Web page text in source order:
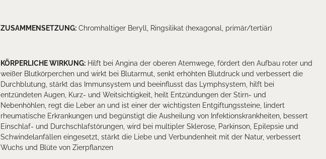
ZUSAMMENSETZUNG: Chromhaltiger Beryll, Ringsilikat (hexagonal, primär/tertiär)
KÖRPERLICHE WIRKUNG: Hilft bei Angina der oberen Atemwege, fördert den Aufbau roter und
weißer Blutkörperchen und wirkt bei Blutarmut, senkt erhöhten Blutdruck und verbessert die
Durchblutung, stärkt das Immunsystem und beeinflusst das Lymphsystem, hilft bei
entzündeten Augen, Kurz- und Weitsichtigkeit, heilt Entzündungen der Stirn- und
Nebenhöhlen, regt die Leber an und ist einer der wichtigsten Entgiftungssteine, lindert
rheumatische Erkrankungen und begünstigt die Ausheilung von Infektionskrankheiten, bessert
Einschlaf- und Durchschlafstörungen, wird bei multipler Sklerose, Parkinson, Epilepsie und
Schwindelanfällen eingesetzt, stärkt die Liebe und Verbundenheit mit der Natur, verbessert
Wuchs und Blüte von Zierpflanzen